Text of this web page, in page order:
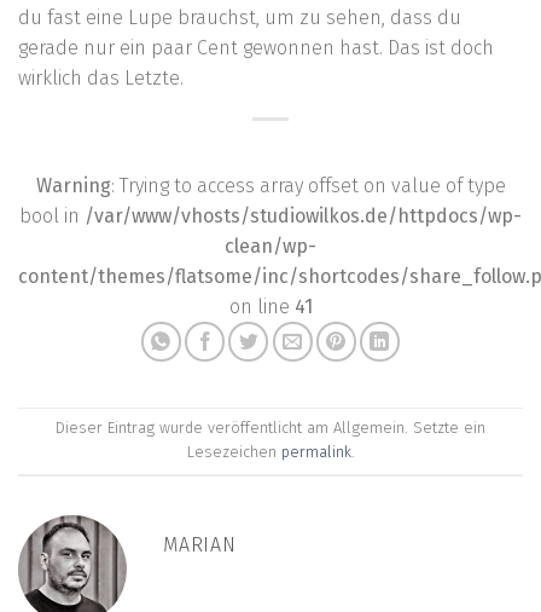
du fast eine Lupe brauchst, um zu sehen, dass du
gerade nur ein paar Cent gewonnen hast. Das ist doch
wirklich das Letzte.
Warning: Trying to access array offset on value of type
bool in /var/www/vhosts/studiowilkos.de/httpdocs/wp-
clean/wp-
content/themes/flatsome/inc/shortcodes/
on line 41
Dieser Eintrag wurde veröffentlicht am Allgemein. Setzte ein
Lesezeichen permalink.
MARIAN